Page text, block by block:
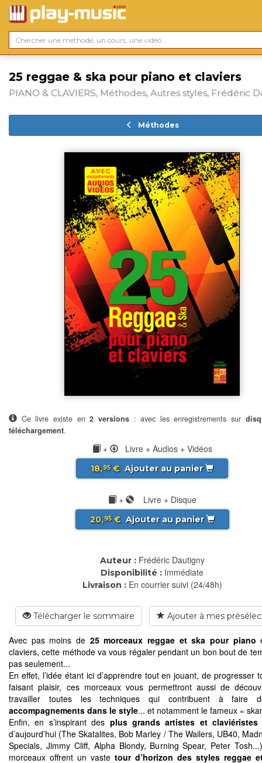
25 reggae & ska pour piano et claviers
PIANO & CLAVIERS, Méthodes, Autres styles, Frédéric
Méthodes
Ce livre existe en2 versions: avec les enregistrements sur
téléchargement.
+ Livre + Audios + Vidéos
18,95€ Ajouter au panier
+ Livre + Disque
20,95€ Ajouter au panier
Auteur : Frédéric Dautigny
Disponibilité : Immédiate
Livraison : En courrier suivi (24/48h)
Télécharger le sommaire Ajouter à mes
Avec pas moins de 25 morceaux reggae et ska pour piano
claviers, cette méthode va vous régaler pendant un bon bout de
pas seulement...
En effet, l’idée étant ici d’apprendre tout en jouant, de progresser
faisant plaisir, ces morceaux vous permettront aussi de
travailler toutes les techniques qui contribuent à
accompagnements dans le style... et notamment le fameux «
Enfin, en s’inspirant des plus grands artistes et claviéristes
d’aujourd’hui (The Skatalites, Bob Marley / The Wailers, UB40,
Specials, Jimmy Cliff, Alpha Blondy, Burning Spear, Peter
morceaux offrent un vaste tour d’horizon des styles reggae